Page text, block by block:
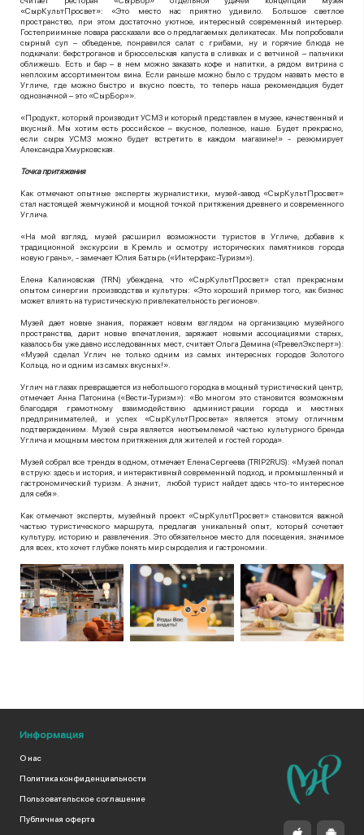
«СырКультПросвет»: «Это место нас приятно удивило. Большое светлое
пространство, при этом достаточно уютное, интересный современный интерьер.
Гостеприимные повара рассказали все о предлагаемых деликатесах. Мы попробовали
сырный суп – объеденье, понравился салат с грибами, ну и горячие блюда не
подкачали: бефстроганов и брюссельская капуста в сливках и с ветчиной – пальчики
оближешь. Есть и бар – в нем можно заказать кофе и напитки, а рядом витрина с
неплохим ассортиментом вина. Если раньше можно было с трудом назвать место в
Угличе, где можно быстро и вкусно поесть, то теперь наша рекомендация будет
однозначной – это «СырБор»».
«Продукт, который производит УСМЗ и который представлен в музее, качественный и
вкусный. Мы хотим есть российское – вкусное, полезное, наше. Будет прекрасно,
если сыры УСМЗ можно будет встретить в каждом магазине!» - резюмирует
Александра Хмурковская.
Точка притяжения
Как отмечают опытные эксперты журналистики, музей-завод «СырКультПросвет»
стал настоящей жемчужиной и мощной точкой притяжения древнего и современного
Углича.
«На мой взгляд, музей расширил возможности туристов в Угличе, добавив к
традиционной экскурсии в Кремль и осмотру исторических памятников города
новую грань», - замечает Юлия Батырь («Интерфакс-Туризм»).
Елена Калиновская (TRN) убеждена, что «СырКультПросвет» стал прекрасным
опытом синергии производства и культуры: «Это хороший пример того, как бизнес
может влиять на туристическую привлекательность регионов».
Музей дает новые знания, поражает новым взглядом на организацию музейного
пространства, дарит новые впечатления, заряжает новыми ассоциациями старых,
казалось бы уже давно исследованных мест, считает Ольга Демина («ТревелЭксперт»):
«Музей сделал Углич не только одним из самых интересных городов Золотого
Кольца, но и одним из самых вкусных!».
Углич на глазах превращается из небольшого городка в мощный туристический центр,
отмечает Анна Патонина («Вести-Туризм»): «Во многом это становится возможным
благодаря грамотному взаимодействию администрации города и местных
предпринимателей, и успех «СырКультПросвета» является этому отличным
подтверждением. Музей сыра является неотъемлемой частью культурного бренда
Углича и мощным местом притяжения для жителей и гостей города».
Музей собрал все тренды в одном, отмечает Елена Сергеева (TRIP2RUS): «Музей попал
в струю: здесь и история, и интерактивный современный подход, и промышленный и
гастрономический туризм. А значит, любой турист найдет здесь что-то интересное
для себя».
Как отмечают эксперты, музейный проект «СырКультПросвет» становится важной
частью туристического маршрута, предлагая уникальный опыт, который сочетает
культуру, историю и развлечения. Это обязательное место для посещения, значимое
для всех, кто хочет глубже понять мир сыроделия и гастрономии.
Информация
О нас
Политика конфиденциальности
Пользовательское соглашение
Публичная оферта